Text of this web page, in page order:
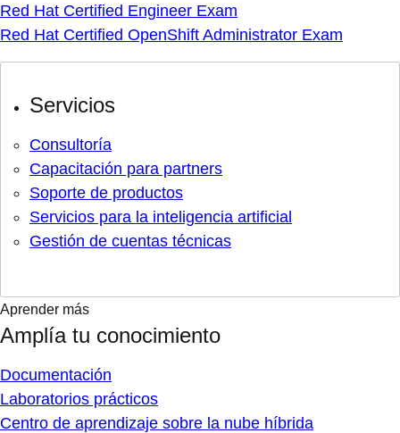
Red Hat Certified Engineer Exam
Red Hat Certified OpenShift Administrator Exam
Servicios
Consultoría
Capacitación para partners
Soporte de productos
Servicios para la inteligencia artificial
Gestión de cuentas técnicas
Aprender más
Amplía tu conocimiento
Documentación
Laboratorios prácticos
Centro de aprendizaje sobre la nube híbrida